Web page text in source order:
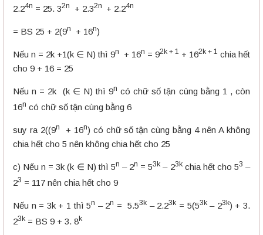
2.24n = 25. 32n + 2.32n + 2.24n
= BS 25 + 2(9n + 16n)
Nếu n = 2k +1(k ∈ N) thì 9n + 16n = 92k + 1 + 162k + 1 chia hết
cho 9 + 16 = 25
Nếu n = 2k (k ∈ N) thì 9n có chữ số tận cùng bằng 1 , còn
16n có chữ số tận cùng bằng 6
suy ra 2((9n + 16n) có chữ số tận cùng bằng 4 nên A không
chia hết cho 5 nên không chia hết cho 25
c) Nếu n = 3k (k ∈ N) thì 5n – 2n = 53k – 23kchia hết cho 53 –
23 = 117 nên chia hết cho 9
Nếu n = 3k + 1 thì 5n – 2n = 5.53k – 2.23k = 5(53k– 23k) + 3.
23k = BS 9 + 3. 8k